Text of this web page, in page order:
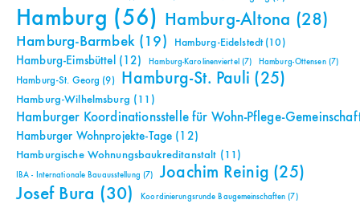
Hamburg (56) Hamburg-Altona (28)
Hamburg-Barmbek(19) Hamburg-Eidelstedt(10)
Hamburg-Eimsbüttel (12) Hamburg-Karolinenviertel (7) Hamburg-Ottensen(7)
Hamburg-St. Georg (9) Hamburg-St. Pauli (25)
Hamburg-Wilhelmsburg (11)
Hamburger Koordinationsstelle für Wohn-Pflege-
Hamburger Wohnprojekte-Tage (12)
Hamburgische Wohnungsbaukreditanstalt (11)
IBA - Internationale Bauausstellung (7) Joachim Reinig (25)
Josef Bura (30) Koordinierungsrunde Baugemeinschaften (7)